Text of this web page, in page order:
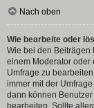
Nach oben
Wie bearbeite oder
Wie bei den Beiträgen
einem Moderator oder
Umfrage zu
immer mit der
dann können
bearbeiten. Sollte